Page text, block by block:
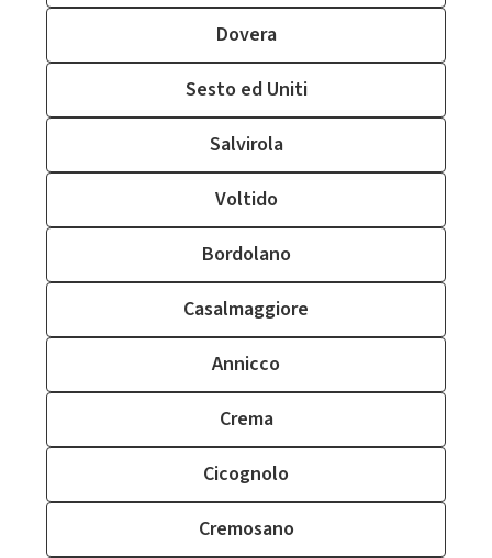
Dovera
Sesto ed Uniti
Salvirola
Voltido
Bordolano
Casalmaggiore
Annicco
Crema
Cicognolo
Cremosano